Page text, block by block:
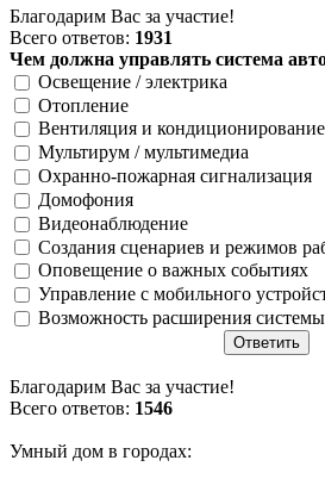
Благодарим Вас за участие!
Всего ответов: 1931
Чем должна управлять система
Освещение / электрика
Отопление
Вентиляция и кондиционирование
Мультирум / мультимедиа
Охранно-пожарная сигнализация
Домофония
Видеонаблюдение
Создания сценариев и режимов
Оповещение о важных событиях
Управление с мобильного
Возможность расширения
Благодарим Вас за участие!
Всего ответов: 1546
Умный дом в городах: